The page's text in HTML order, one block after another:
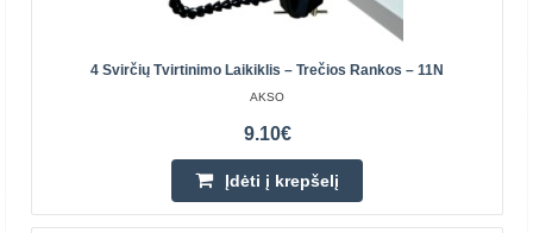
4 Svirčių Tvirtinimo Laikiklis – Trečios Rankos – 11N
AKSO
9.10€
Įdėti į krepšelį